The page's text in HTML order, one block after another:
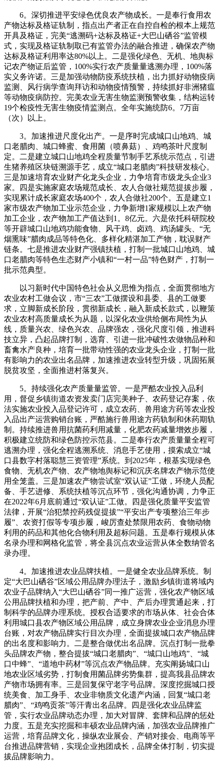
6。深切推进平安绿色优良农产物成长。一是奉行食用农
产物达标及格证轨制，指点出产者正在自控自检的根本上规范
开具及格证，完美“逃溯码+达标及格证+大巴山硒谷”监管模
式，实现及格证轨制取已有监管办法的融合推进，确保农产物
达标及格证利用率达80%以上。二是强化绿色、无机、地舆标
记农产物证后监管，100%实行农产质量量逃溯办理，100%落
实义务许诺。三是加强动物防疫系统扶植，出力抓好动物疫病
监测、风行病学查询拜访和动物疫情预警，持续抓好非洲猪瘟
等动物疫病防控。完美农业无害生物监测预警收集，结构运转
19个检疫性无害生物疫情监测点。全年实施统防6。7万亩
（次）以上。
3。加速推进尺度化出产。一是序时完成城口山地鸡、城
口老腊肉、城口蜂蜜、食用菌（喷鼻菇）、鸡鸣茶叶尺度制
定。二是建立城口山地鸡全程质量节制手艺系统示范点，引进
生猪养殖区块链溯源手艺，成立“城口老腊肉”科技研发核心。
三是加速培育农业财产化龙头企业，力争培育市级龙头企业3
家。四是实施家庭农场规范成长、农人合做社规范提拔步履，
实现累计成长家庭农场400个，农人合做社200个。五是建立1
家市级农产物加工业示范企业，力争新增1家规模以上农产物
加工企业，农产物加工产值达到1。8亿元。六是依托科研院校
等开辟城口山地鸡功能食物、风干鸡、卤鸡、鸡汤罐头、“无
烟熏味”腊肉成品等特色化、多样化精湛加工产物，耽误财产
链条。七是推进农业财产强镇扶植，打制一批城口山地鸡、城
口老腊肉等特色生态财产小镇和“一村一品”特色财产，打制一
批示范典型。
以习新时代中国特色社会从义思惟为指点，全面贯彻地方
农业农村工做会议，市“三农”工做摆设和县委、县的工做要
求，立脚新成长阶段，贯彻新成长，融入新成长款式，以鞭策
农业农村高质量成长为从题，以深化农业供给侧布局性为从
线，质量兴农、绿色兴农、品牌强农，强化尺度引领，推进科
技立异，凸起品牌打制，选育、引进一批冲破性农做物品种和
畜禽水产良种，培育一批带动性强的农业龙头企业，打制一批
有影响力的农业出名品牌，加速推进农业转型升级，巩固拓展
脱贫攻坚，全面推进村落复兴。
5。持续强化农产质量量监管。一是严酷农业投入品利
用，督促乡镇街道农资发卖门店完美种子、农药登记存案，依
法实施农业投入品登记许可，成立农药、兽用途方药等农业投
入品出产运营购销台账，严酷施行兽用途方药轨制和休药期轨
制。持续推进兽用抗菌药利用减量，化肥农药减量增效步履，
积极建立统防和绿色防控示范县。二是奉行农产质量量全程可
逃溯办理，强化全程逃溯系统、消息手艺使用，摸索成立“城
口县数字村落聪慧三资管理”系统。到2025年，根基实现绿色
食物、无机农产物、农产物地舆标记和沉庆名牌农产物示范使
用全笼盖。三是加速农产物尝试室“双认证”工做，环绕人员配
备、手艺进修、系统扶植等沉点环节，强化沟通协调，力争正
在2022年6月底前通过“双认证”工做。四是强化质量平安监管
法律，开展“治犯禁控药残促提拔”“平安出产专项整治三年步
履”、农资打假等专项步履，峻厉查处禁限用农药、食物动物
利用的药品和其他化合物利用及超标问题。五是奉行规模从体
名录办理和网格化监管，将全县沉点农业运营从体全数纳管名
录办理。
4。加速推进农业品牌扶植。一是健全农业品牌系统。制
定“大巴山硒谷”区域公用品牌办理法子，激励乡镇街道将域内
农业子品牌纳入“大巴山硒谷”同一推广运营，强化农产物区域
公用品牌扶植和办理，把产前、产中、产后办理贯通起来，打
制科学的品牌办理系统。授权合适要求的市场从体、社会合体
利用城口县农产物区域公用品牌，成立身牌农业企业消息办理
台账，对农产物品牌实行目次办理，全面提拔城口农产物品牌
的出名度和影响力。二是整合做优出名品牌。沉点打制一批拳
头品牌农产物，整合提拔“城口老腊肉”、“城口山地鸡”、“城
口中蜂”、“道地中药材”等沉点农产物品牌。充实阐扬城口山
地农业区域劣势，打制食用菌品牌劣势集群，提高我县品牌农
产物市场拥有率。三是回复保守老字号品牌。深度挖掘城口授
统美食、加工身手、农业非物质文化遗产内涵，回复“城口老
腊肉”、“鸡鸣贡茶”等汗青出名品牌。四是强化农业品牌监
管，实行农业品牌动态办理，加大对冒牌、套牌和品牌的惩处
力度。五是充实挖掘和丰硕农业品牌内涵，加强农业品牌推广
运营，培育品牌文化，操纵农业展会、产销对接会、电商等平
台推进品牌营销，实现企业抱团成长，品牌全体打制，切实提
拔品牌影响力。